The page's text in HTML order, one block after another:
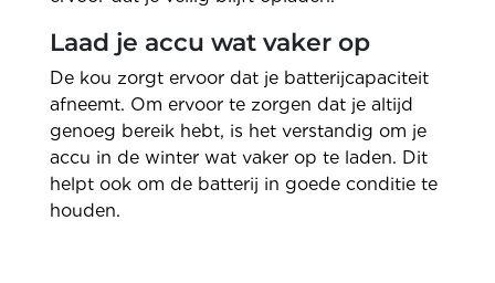
Laad je accu wat vaker op
De kou zorgt ervoor dat je batterijcapaciteit
afneemt. Om ervoor te zorgen dat je altijd
genoeg bereik hebt, is het verstandig om je
accu in de winter wat vaker op te laden. Dit
helpt ook om de batterij in goede conditie te
houden.